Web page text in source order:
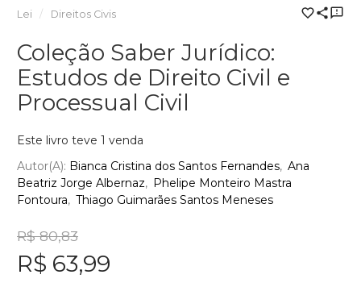
Lei Direitos Civis
Coleção Saber Jurídico:
Estudos de Direito Civil e
Processual Civil
Este livro teve 1 venda
Autor(a): Bianca Cristina dos Santos Fernandes Ana
Beatriz Jorge Albernaz
Phelipe Monteiro Mastra
Fontoura
Thiago Guimarães Santos Meneses
R$ 80,83
R$ 63,99